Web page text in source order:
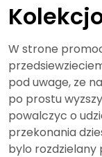
W strone
pod uwage, ze
po prostu
powalczyc o
przekonania
bylo rozdzielany